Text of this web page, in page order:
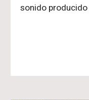
sonido